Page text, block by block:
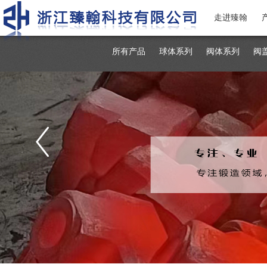
走进臻翰
所有产品 球体系列 阀体系列 阀